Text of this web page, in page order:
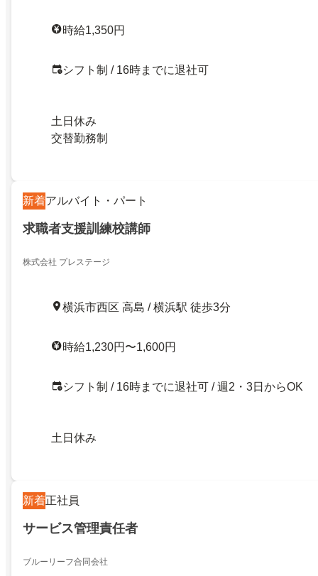
時給1,350円
シフト制 / 16時までに退社可
土日休み
交替勤務制
新着アルバイト・パート
求職者支援訓練校講師
株式会社 プレステージ
横浜市西区 高島 / 横浜駅 徒歩3分
時給1,230円〜1,600円
シフト制 / 16時までに退社可 / 週2・3日からOK
土日休み
新着正社員
サービス管理責任者
ブルーリーフ合同会社